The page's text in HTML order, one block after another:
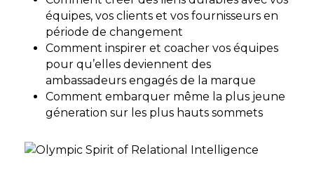
équipes, vos clients et vos fournisseurs en
période de changement
Comment inspirer et coacher vos équipes
pour qu’elles deviennent des
ambassadeurs engagés de la marque
Comment embarquer même la plus jeune
géneration sur les plus hauts sommets